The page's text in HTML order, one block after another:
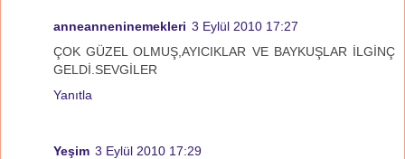
anneanneninemekleri 3 Eylül 2010 17:27
ÇOK GÜZEL OLMUŞ,AYICIKLAR VE BAYKUŞLAR İLGİNÇ
GELDİ.SEVGİLER
Yanıtla
Yeşim 3 Eylül 2010 17:29